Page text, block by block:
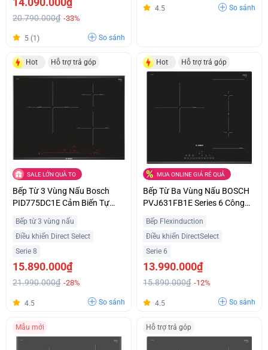
20.790.000₫ -33%
5 (1) So sánh
4.5 So sánh
Hot Hỗ trợ trả góp
SALE LỚN QUÀ TO
Bếp Từ 3 Vùng Nấu Bosch
PID775DC1E Cảm Biến Tự
Động Hiện Đại Ưu Đãi Tốt
Bếp từ 3 vùng nấu
Điều khiển Direct Select
Serie 8
15.890.000₫
21.990.000₫ -28%
4.5 So sánh
Hot Hỗ trợ trả góp
MUA ONLINE GIÁ RẺ QUÁ
Bếp Từ Ba Vùng Nấu BOSCH
PVJ631FB1E Series 6 Công
Suất 7400W Nhập Khẩu Châu
Âu
Bếp Flexinduction
Điều khiển DirectSelect
Serie 6
13.990.000₫
15.890.000₫ -12%
4.5 So sánh
Mẫu mới Hỗ trợ trả góp